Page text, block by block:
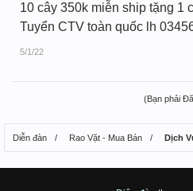
10 cây 350k miễn ship tặng 1
Tuyển CTV toàn quốc lh
5/1/22
(Bạn phải
Diễn đàn Rao Vặt - Mua Bán Dịch